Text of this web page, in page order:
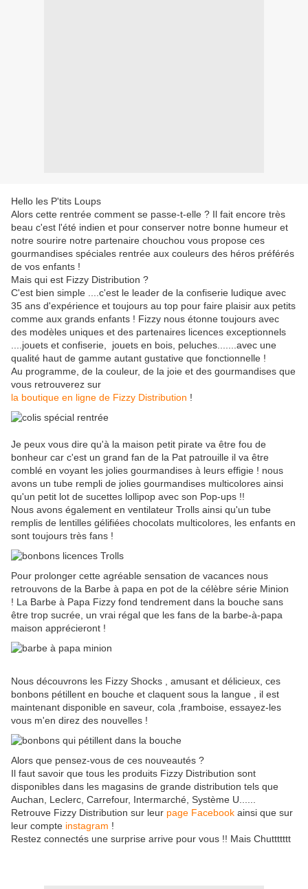
Hello les P'tits Loups
Alors cette rentrée comment se passe-t-elle ? Il fait encore très
beau c'est l'été indien et pour conserver notre bonne humeur et
notre sourire notre partenaire chouchou vous propose ces
gourmandises spéciales rentrée aux couleurs des héros préférés
de vos enfants !
Mais qui est Fizzy Distribution ?
C'est bien simple ....c'est le leader de la confiserie ludique avec
35 ans d'expérience et toujours au top pour faire plaisir aux petits
comme aux grands enfants ! Fizzy nous étonne toujours avec
des modèles uniques et des partenaires licences exceptionnels
....jouets et confiserie, jouets en bois, peluches.......avec une
qualité haut de gamme autant gustative que fonctionnelle !
Au programme, de la couleur, de la joie et des gourmandises que
vous retrouverez sur
la boutique en ligne de Fizzy Distribution !
Je peux vous dire qu'à la maison petit pirate va être fou de
bonheur car c'est un grand fan de la Pat patrouille il va être
comblé en voyant les jolies gourmandises à leurs effigie ! nous
avons un tube rempli de jolies gourmandises multicolores ainsi
qu'un petit lot de sucettes lollipop avec son Pop-ups !!
Nous avons également en ventilateur Trolls ainsi qu'un tube
remplis de lentilles gélifiées chocolats multicolores, les enfants en
sont toujours très fans !
Pour prolonger cette agréable sensation de vacances nous
retrouvons de la Barbe à papa en pot de la célèbre série Minion
! La Barbe à Papa Fizzy fond tendrement dans la bouche sans
être trop sucrée, un vrai régal que les fans de la barbe-à-papa
maison apprécieront !
Nous découvrons les Fizzy Shocks , amusant et délicieux, ces
bonbons pétillent en bouche et claquent sous la langue , il est
maintenant disponible en saveur, cola ,framboise, essayez-les
vous m'en direz des nouvelles !
Alors que pensez-vous de ces nouveautés ?
Il faut savoir que tous les produits Fizzy Distribution sont
disponibles dans les magasins de grande distribution tels que
Auchan, Leclerc, Carrefour, Intermarché, Système U......
Retrouve Fizzy Distribution sur leur page Facebook ainsi que sur
leur compte instagram !
Restez connectés une surprise arrive pour vous !! Mais Chuttttttt